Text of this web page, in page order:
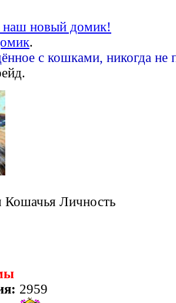
новый домик!
.
с кошками, никогда не
Кошачья Личность
2959